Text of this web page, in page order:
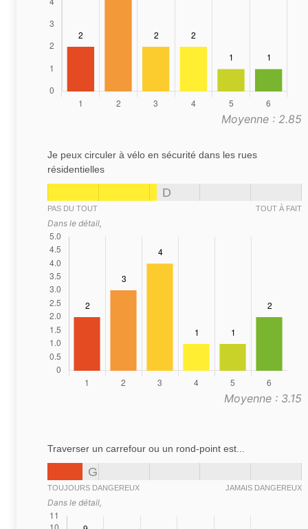
Moyenne : 2.85
Je peux circuler à vélo en sécurité dans les rues
résidentielles
D
PAS DU TOUT TOUT À FAIT
Dans le détail,
Moyenne : 3.15
Traverser un carrefour ou un rond-point est...
G
TOUJOURS DANGEREUX JAMAIS DANGEREUX
Dans le détail,